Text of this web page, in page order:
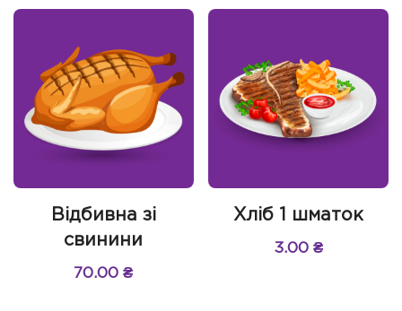
Відбивна зі
свинини
70.00₴
Хліб 1 шматок
3.00 ₴